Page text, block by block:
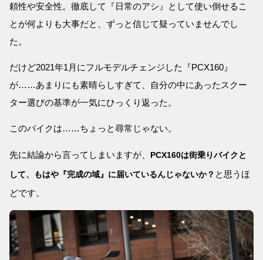
頼性や安全性。徹底して『日常のアシ』として使い倒せるこ
とが何よりも大事だと、ずっと信じて疑っていませんでし
た。
だけど2021年1月にフルモデルチェンジした『PCX160』
が……あまりにも素晴らしすぎて、自分の中にあったスクー
ター選びの基準が一気にひっくり返った。
このバイクは……ちょっと尋常じゃない。
先に結論から言ってしまいますが、 PCX160は街乗りバイクと
して、もはや『完成の域』に届いているんじゃないか？ と思うほ
どです。